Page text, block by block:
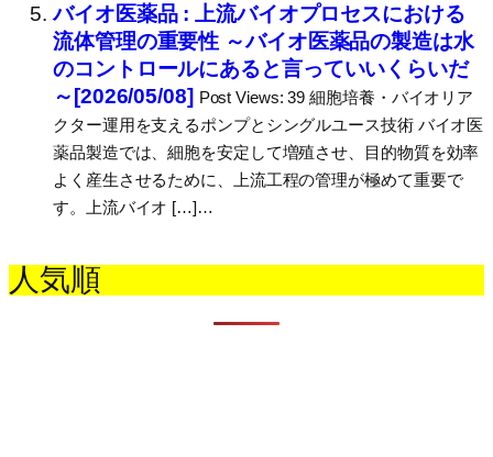
バイオ医薬品 : 上流バイオプロセスにおける
流体管理の重要性 ～バイオ医薬品の製造は水
のコントロールにあると言っていいくらいだ
～[2026/05/08] Post Views: 39 細胞培養・バイオリア
クター運用を支えるポンプとシングルユース技術 バイオ医
薬品製造では、細胞を安定して増殖させ、目的物質を効率
よく産生させるために、上流工程の管理が極めて重要で
す。上流バイオ […]…
人気順